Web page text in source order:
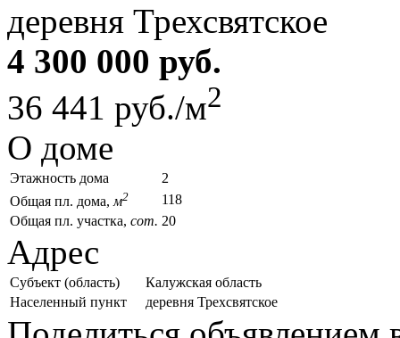
деревня Трехсвятское
4 300 000 руб.
36 441 руб./м2
О доме
Этажность дома
2
Общая пл. дома, м2
118
Общая пл. участка, сот. 20
Адрес
Субъект (область)
Калужская область
Населенный пункт
деревня Трехсвятское